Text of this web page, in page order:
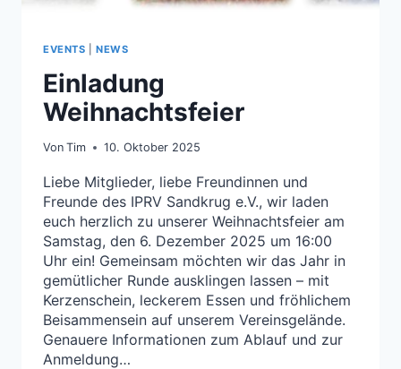
EVENTS |NEWS
Einladung
Weihnachtsfeier
Von Tim 10. Oktober 2025
Liebe Mitglieder, liebe Freundinnen und
Freunde des IPRV Sandkrug e.V., wir laden
euch herzlich zu unserer Weihnachtsfeier am
Samstag, den 6. Dezember 2025 um 16:00
Uhr ein! Gemeinsam möchten wir das Jahr in
gemütlicher Runde ausklingen lassen – mit
Kerzenschein, leckerem Essen und fröhlichem
Beisammensein auf unserem Vereinsgelände.
Genauere Informationen zum Ablauf und zur
Anmeldung…